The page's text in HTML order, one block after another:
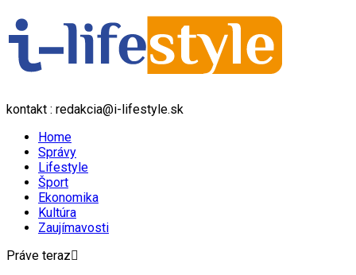
kontakt : redakcia@i-lifestyle.sk
Home
Správy
Lifestyle
Šport
Ekonomika
Kultúra
Zaujímavosti
Práve teraz